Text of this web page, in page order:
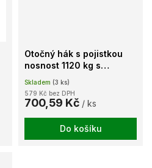
Otočný hák s pojistkou
nosnost 1120 kg s
ložiskem
Skladem (3 ks)
579 Kč bez DPH
700,59 Kč / ks
Do košíku